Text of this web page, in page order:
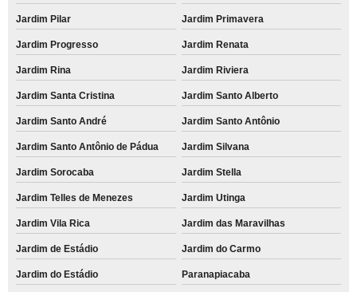
Jardim Pilar Jardim Primavera
Jardim Progresso Jardim Renata
Jardim Rina Jardim Riviera
Jardim Santa Cristina Jardim Santo Alberto
Jardim Santo André Jardim Santo Antônio
Jardim Santo Antônio de Pádua Jardim Silvana
Jardim Sorocaba Jardim Stella
Jardim Telles de Menezes Jardim Utinga
Jardim Vila Rica Jardim das Maravilhas
Jardim de Estádio Jardim do Carmo
Jardim do Estádio Paranapiacaba